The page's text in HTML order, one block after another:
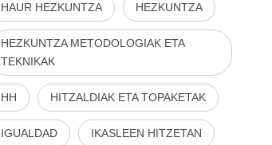
HAUR HEZKUNTZA HEZKUNTZA
HEZKUNTZA METODOLOGIAK ETA
TEKNIKAK
HH HITZALDIAK ETA TOPAKETAK
IGUALDAD IKASLEEN HITZETAN